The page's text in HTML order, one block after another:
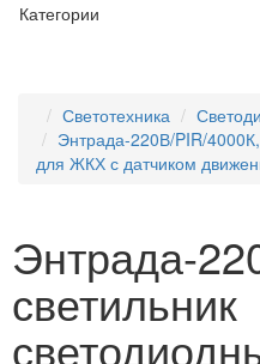
Категории
Светотехника
Энтрада-220В/PIR/
для ЖКХ с датчиком
Энтрада-
светильник